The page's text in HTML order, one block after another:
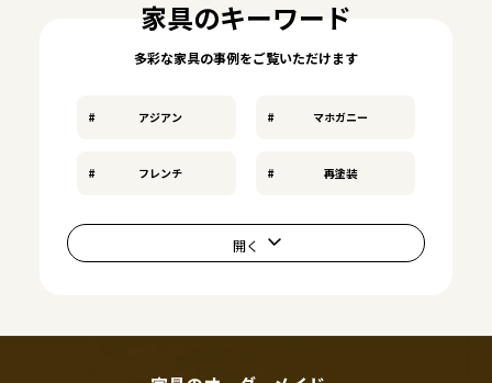
家具のキーワード
多彩な家具の事例をご覧いただけます
アジアン マホガニー
フレンチ 再塗装